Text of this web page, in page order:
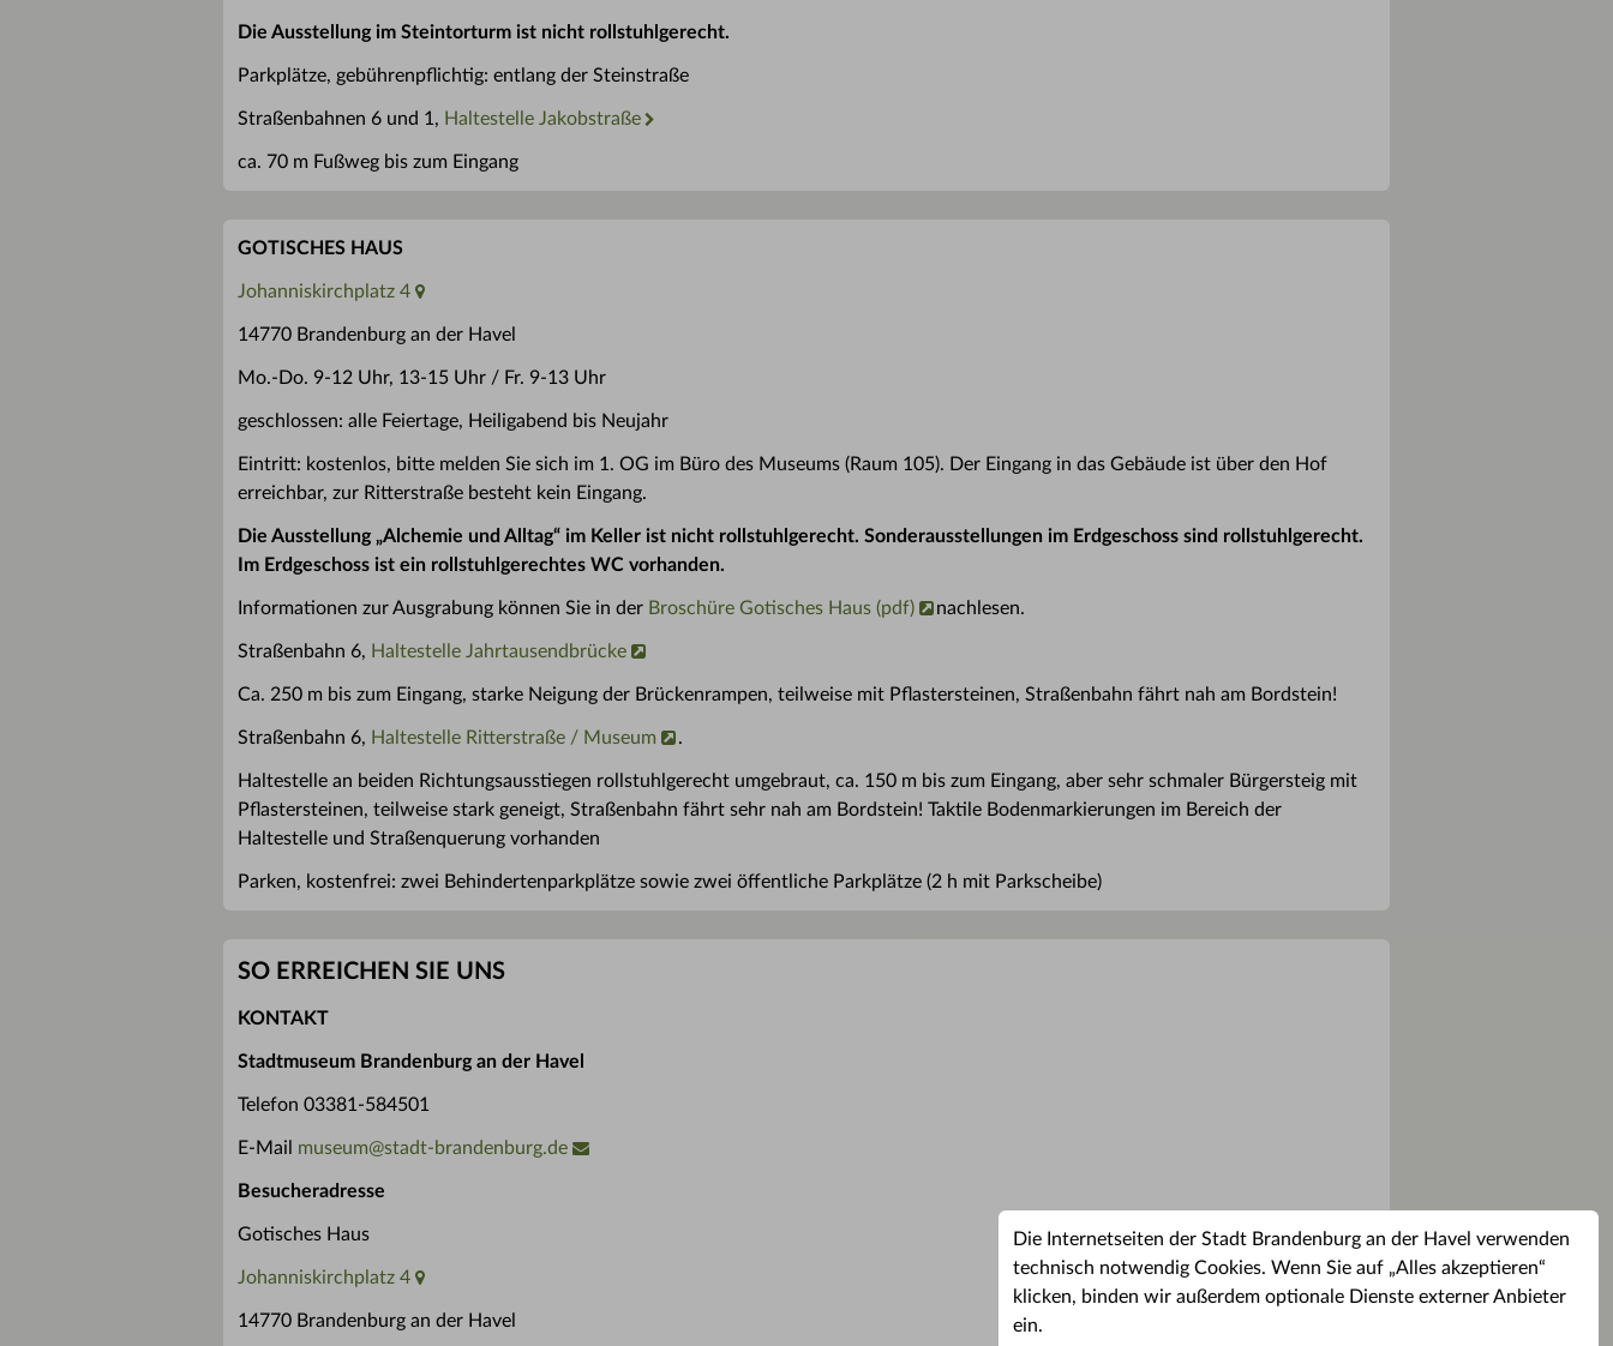
Die Internetseiten der Stadt Brandenburg an der Havel verwenden
technisch notwendig Cookies. Wenn Sie auf „Alles akzeptieren“
klicken, binden wir außerdem optionale Dienste externer Anbieter
ein.
Die Ausstellung im Steintorturm ist nicht rollstuhlgerecht.
Parkplätze, gebührenpflichtig: entlang der Steinstraße
Straßenbahnen 6 und 1, Haltestelle Jakobstraße
ca. 70 m Fußweg bis zum Eingang
GOTISCHES HAUS
Johanniskirchplatz 4
14770 Brandenburg an der Havel
Mo.-Do. 9-12 Uhr, 13-15 Uhr / Fr. 9-13 Uhr
geschlossen: alle Feiertage, Heiligabend bis Neujahr
Eintritt: kostenlos, bitte melden Sie sich im 1. OG im Büro des Museums (Raum 105). Der Eingang in das Gebäude ist über den Hof
erreichbar, zur Ritterstraße besteht kein Eingang.
Die Ausstellung „Alchemie und Alltag“ im Keller ist nicht rollstuhlgerecht. Sonderausstellungen im Erdgeschoss sind rollstuhlgerecht.
Im Erdgeschoss ist ein rollstuhlgerechtes WC vorhanden.
Informationen zur Ausgrabung können Sie in der Broschüre Gotisches Haus (pdf) nachlesen.
Straßenbahn 6, Haltestelle Jahrtausendbrücke
Ca. 250 m bis zum Eingang, starke Neigung der Brückenrampen, teilweise mit Pflastersteinen, Straßenbahn fährt nah am Bordstein!
Straßenbahn 6, Haltestelle Ritterstraße / Museum .
Haltestelle an beiden Richtungsausstiegen rollstuhlgerecht umgebraut, ca. 150 m bis zum Eingang, aber sehr schmaler Bürgersteig mit
Pflastersteinen, teilweise stark geneigt, Straßenbahn fährt sehr nah am Bordstein! Taktile Bodenmarkierungen im Bereich der
Haltestelle und Straßenquerung vorhanden
Parken, kostenfrei: zwei Behindertenparkplätze sowie zwei öffentliche Parkplätze (2 h mit Parkscheibe)
SO ERREICHEN SIE UNS
KONTAKT
Stadtmuseum Brandenburg an der Havel
Telefon 03381-584501
E-Mail museum@stadt-brandenburg.de
Besucheradresse
Gotisches Haus
Johanniskirchplatz 4
14770 Brandenburg an der Havel